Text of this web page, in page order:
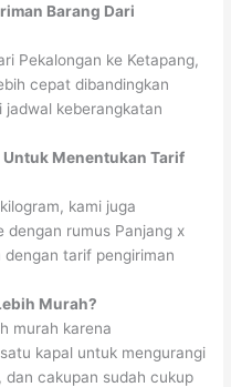
Barang Dari
Pekalongan ke Ketapang,
cepat dibandingkan
keberangkatan
Menentukan Tarif
kami juga
dengan rumus Panjang x
tarif pengiriman
Murah?
murah karena
kapal untuk mengurangi
cakupan sudah cukup